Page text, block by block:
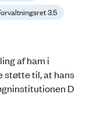
3.5
af ham i
støtte til, at hans
D